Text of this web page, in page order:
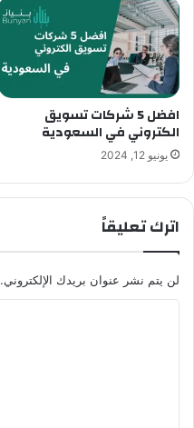
افضل 5 شركات تسويق
الكتروني في السعودية
يونيو 12, 2024
اترك تعليقاً
لن يتم نشر عنوان بريدك الإلكتروني.